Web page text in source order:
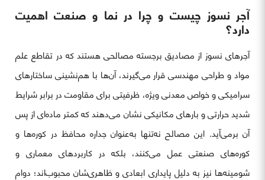
آجر نسوز چیست و چرا در نما و صنعت اهمیت
دارد؟
آجرهای نسوز از مصادیق برجسته مصالحی هستند که در تقاطع علم
مواد و طراحی مهندسی قرار می‌گیرند، آن‌ها با هم‌نشینی ساختارهای
سرامیکی و خواص معدنی ویژه، ظرفیتی برای مقاومت در برابر شرایط
شدید حرارتی و بارهای مکانیکی نشان می‌دهند که کمتر ماده‌ای از پس
آن برمی‌آید. این مصالح نه‌تنها به‌عنوان جداره محافظ در کوره‌ها و
کوره‌های صنعتی عمل می‌کنند، بلکه در کاربردهای معماری و
شومینه‌ها نیز به دلیل پایداری ابعادی و ظاهری‌شان محبوب‌اند؛ دوام